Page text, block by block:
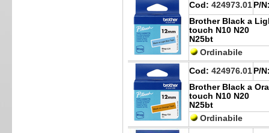
Cod: 424973.01 P/
Brother Black a
touch N10 N20
N25bt
Ordinabile
Cod: 424976.01 P/
Brother Black a
touch N10 N20
N25bt
Ordinabile